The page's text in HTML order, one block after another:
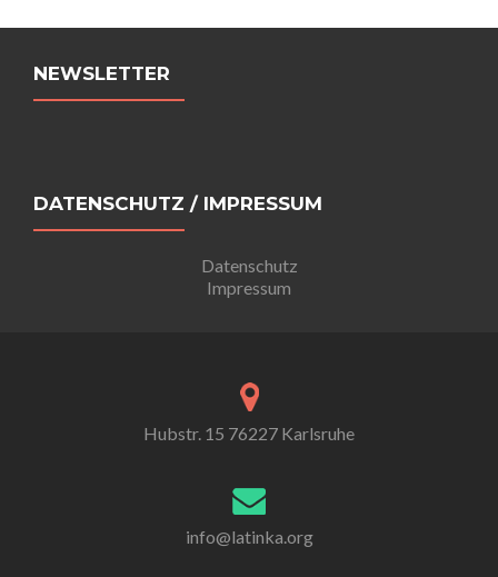
Beitrags-
Navigation
NEWSLETTER
DATENSCHUTZ / IMPRESSUM
Datenschutz
Impressum
Hubstr. 15 76227 Karlsruhe
info@latinka.org